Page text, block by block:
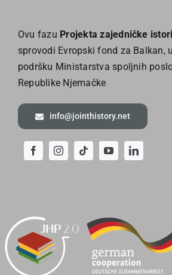
Ovu fazu Projekta zajedničke
sprovodi Evropski fond za Balkan,
podršku Ministarstva spoljnih
Republike Njemačke
info@jointhistory.net